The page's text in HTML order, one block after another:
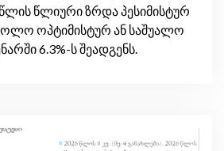
წლიური ზრდა პესიმისტურ
ოპტიმისტურ ან საშუალო
6.3%-ს შეადგენს.